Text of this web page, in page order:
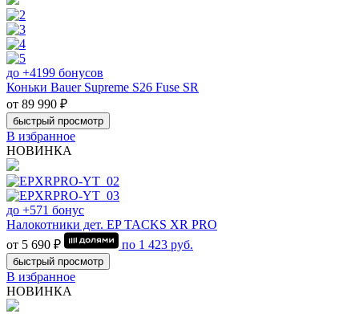
до +4199 бонусов
Коньки Bauer Supreme S26 Fuse SR
от 89 990 ₽
быстрый просмотр
В избранное
НОВИНКА
до +571 бонус
Налокотники дет. EP TACKS XR PRO
от 5 690 ₽
по 1 423 руб.
быстрый просмотр
В избранное
НОВИНКА